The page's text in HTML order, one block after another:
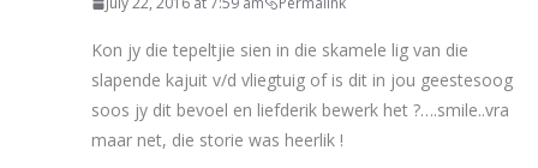
Kon jy die tepeltjie sien in die skamele lig van die
slapende kajuit v/d vliegtuig of is dit in jou geestesoog
soos jy dit bevoel en liefderik bewerk het ?….smile..vra
maar net, die storie was heerlik !